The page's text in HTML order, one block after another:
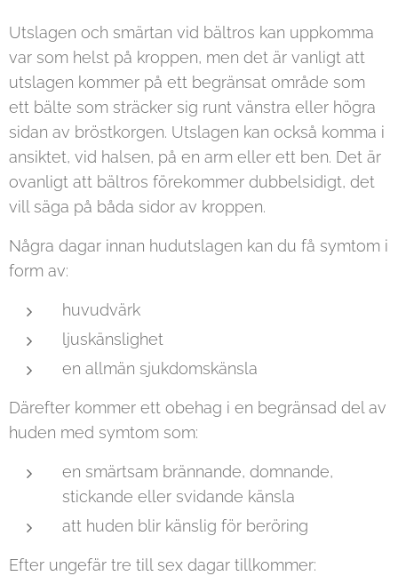
Utslagen och smärtan vid bältros kan uppkomma
var som helst på kroppen, men det är vanligt att
utslagen kommer på ett begränsat område som
ett bälte som sträcker sig runt vänstra eller högra
sidan av bröstkorgen. Utslagen kan också komma i
ansiktet, vid halsen, på en arm eller ett ben. Det är
ovanligt att bältros förekommer dubbelsidigt, det
vill säga på båda sidor av kroppen.
Några dagar innan hudutslagen kan du få symtom i
form av:
huvudvärk
ljuskänslighet
en allmän sjukdomskänsla
Därefter kommer ett obehag i en begränsad del av
huden med symtom som:
en smärtsam brännande, domnande,
stickande eller svidande känsla
att huden blir känslig för beröring
Efter ungefär tre till sex dagar tillkommer: